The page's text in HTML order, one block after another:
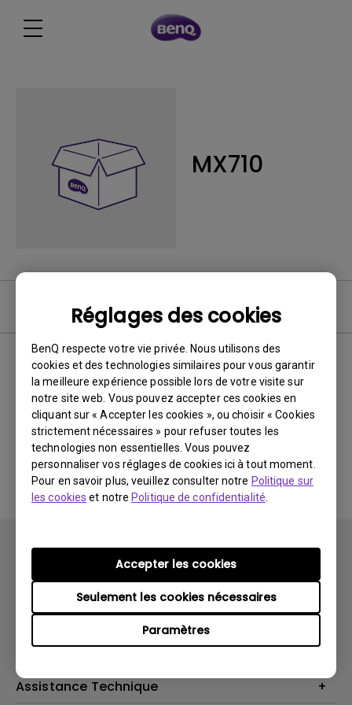
Réglages des cookies
BenQ respecte votre vie privée. Nous utilisons des
cookies et des technologies similaires pour vous garantir
la meilleure expérience possible lors de votre visite sur
notre site web. Vous pouvez accepter ces cookies en
cliquant sur « Accepter les cookies », ou choisir « Cookies
strictement nécessaires » pour refuser toutes les
technologies non essentielles. Vous pouvez
personnaliser vos réglages de cookies ici à tout moment.
Pour en savoir plus, veuillez consulter notre Politique sur
les cookies et notre Politique de confidentialité
Paramètres
Seulement les cookies nécessaires
Accepter les cookies
MX710
FAQ vidéo
0 résultats
Dernières
nouveautés
Aucune vidéo associée
Produits
Vidéoprojecteurs
Éclairage
Business Display
Assistance Technique